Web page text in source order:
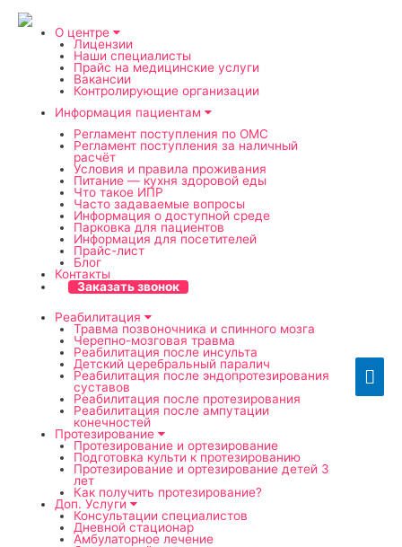
О центре
Лицензии
Наши специалисты
Прайс на медицинские услуги
Вакансии
Контролирующие организации
Информация пациентам
Регламент поступления по ОМС
Регламент поступления за наличный
расчёт
Условия и правила проживания
Питание — кухня здоровой еды
Что такое ИПР
Часто задаваемые вопросы
Информация о доступной среде
Парковка для пациентов
Информация для посетителей
Прайс-лист
Блог
Контакты
Заказать звонок
Реабилитация
Травма позвоночника и спинного мозга
Черепно-мозговая травма
Реабилитация после инсульта
Детский церебральный паралич
Реабилитация после эндопротезирования
суставов
Реабилитация после протезирования
Реабилитация после ампутации
конечностей
Протезирование
Протезирование и ортезирование
Подготовка культи к протезированию
Протезирование и ортезирование детей 3
лет
Как получить протезирование?
Доп. Услуги
Консультации специалистов
Дневной стационар
Амбулаторное лечение